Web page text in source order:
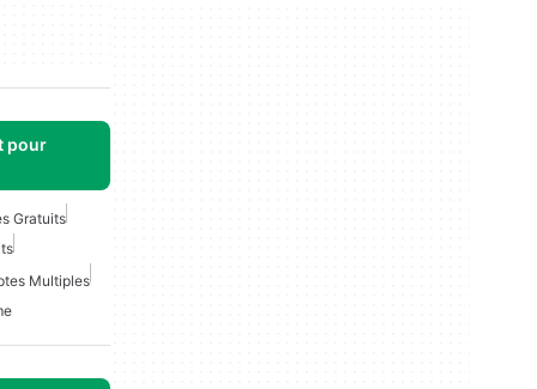
pour
Gratuits
Multiples